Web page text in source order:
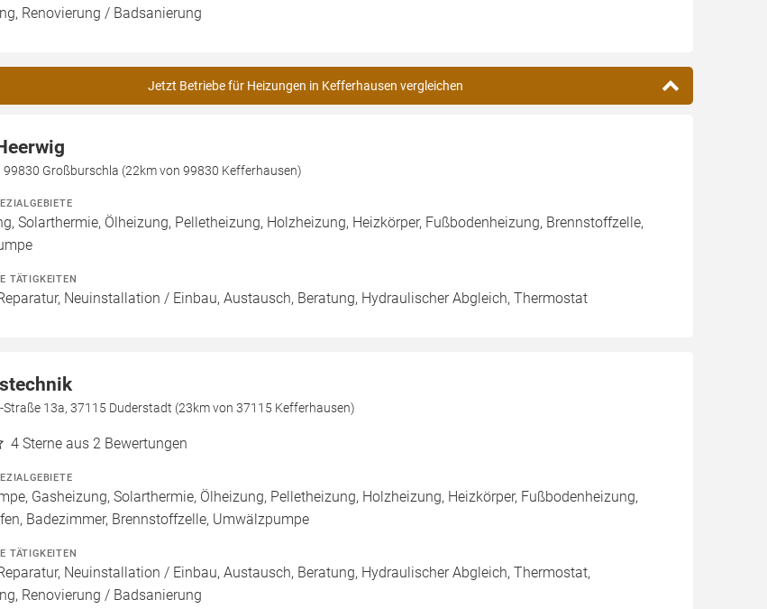
Renovierung / Badsanierung
Jetzt Betriebe für Heizungen in Kefferhausen vergleichen
99830 Großburschla (22km von 99830 Kefferhausen)
Solarthermie, Ölheizung, Pelletheizung, Holzheizung, Heizkörper, Fußbodenheizung, Brennstoffzelle,
TÄTIGKEITEN
Neuinstallation / Einbau, Austausch, Beratung, Hydraulischer Abgleich, Thermostat
Straße 13a, 37115 Duderstadt (23km von 37115 Kefferhausen)
4 Sterne aus 2 Bewertungen
Gasheizung, Solarthermie, Ölheizung, Pelletheizung, Holzheizung, Heizkörper, Fußbodenheizung,
Badezimmer, Brennstoffzelle, Umwälzpumpe
TÄTIGKEITEN
Neuinstallation / Einbau, Austausch, Beratung, Hydraulischer Abgleich, Thermostat,
Renovierung / Badsanierung